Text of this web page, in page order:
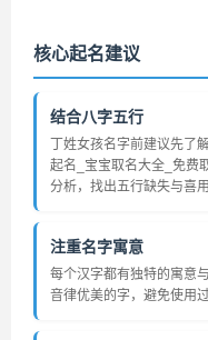
核心起名建议
结合八字五行
丁姓女孩名字前建议先了
起名_宝宝取名大全_免费
分析，找出五行缺失与喜
注重名字寓意
每个汉字都有独特的寓意
音律优美的字，避免使用